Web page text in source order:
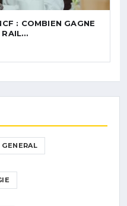
: COMBIEN GAGNE
RAIL…
GENERAL